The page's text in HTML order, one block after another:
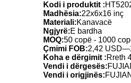
Kodi i produktit :
Madhësia:22x6x16 inç
Materiali:Kanavacë
Ngjyrë:E bardha
MOQ:50 copë - 1000
Çmimi FOB:2,42
Koha e dërgimit :Rreth
Vendi i dërgesës:
Vendi i origjinës: